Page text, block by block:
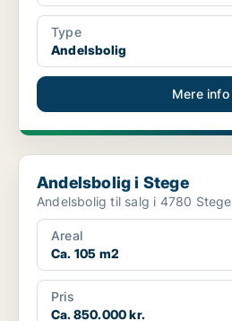
Type
Andelsbolig
Mere info
Andelsbolig i Stege
Andelsbolig i Stege
Andelsbolig til salg i 4780 Stege
Areal
Ca. 105 m2
Pris
Ca. 850.000 kr.